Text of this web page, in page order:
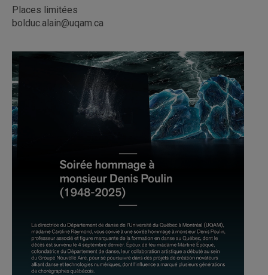
Places limitées
bolduc.alain@uqam.ca